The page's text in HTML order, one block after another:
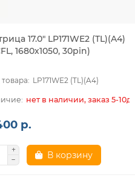
17.0" LP171WE2 (TL)(A4)
1680х1050, 30pin)
LP171WE2 (TL)(A4)
нет в наличии, заказ 5-10дн.
р.
В корзину